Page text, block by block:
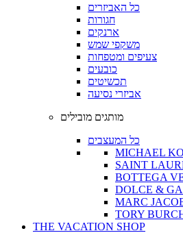
כל האביזרים
חגורות
ארנקים
משקפי שמש
צעיפים ומטפחות
כובעים
תכשיטים
אביזרי נסיעה
מותגים מובילים
כל המעצבים
MICHAEL
SAINT
BOTTEGA
DOLCE &
MARC
TORY
THE VACATION SHOP